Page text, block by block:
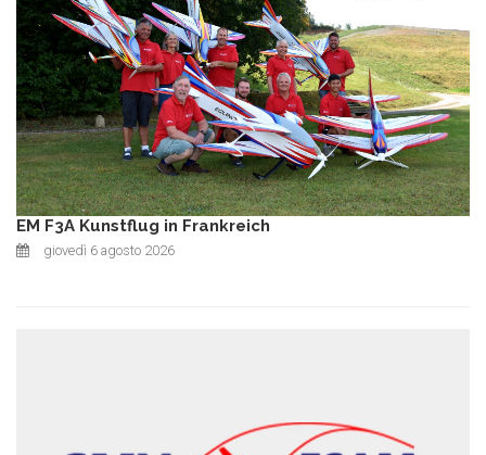
EM F3A Kunstflug in Frankreich
giovedì 6 agosto 2026